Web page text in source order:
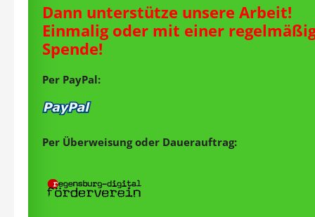
Dann unterstütze unsere Arbeit!
Einmalig oder mit einer
Spende!
Per PayPal:
Per Überweisung oder Dauerauftrag: